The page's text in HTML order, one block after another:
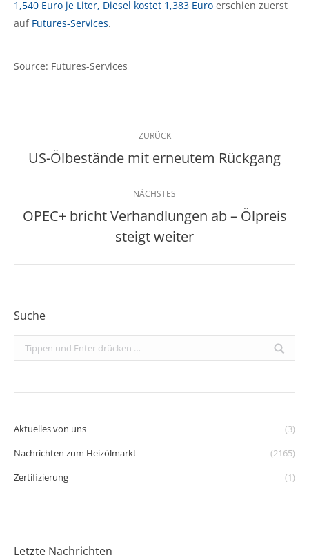
1,540 Euro je Liter, Diesel kostet 1,383 Euro erschien zuerst
auf Futures-Services.
Source: Futures-Services
Kommentarnavigation
ZURÜCK
Vorheriger
US-Ölbestände mit erneutem Rückgang
NÄCHSTES
Nächster
Beitrag:
OPEC+ bricht Verhandlungen ab – Ölpreis
steigt weiter
Suche
Search:
Aktuelles von uns
(3)
Nachrichten zum Heizölmarkt
(2165)
Zertifizierung
(1)
Letzte Nachrichten